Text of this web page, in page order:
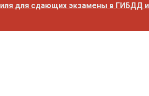
для сдающих экзамены в ГИБДД и